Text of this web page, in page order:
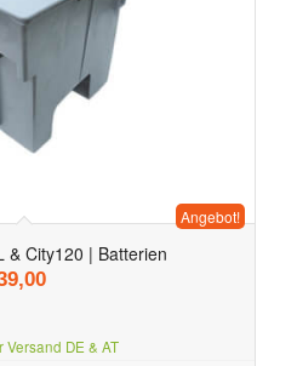
& City120 | Batterien
Preis war: € 298,00
Aktueller Preis ist: € 239,00.
Angebot!
DE & AT